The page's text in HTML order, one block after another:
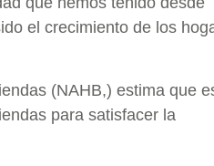
el crecimiento de los
(NAHB,) estima que
para satisfacer la